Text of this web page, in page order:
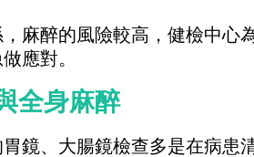
麻醉的風險較高，健檢中心
應對。
全身麻醉
鏡、大腸鏡檢查多是在病患